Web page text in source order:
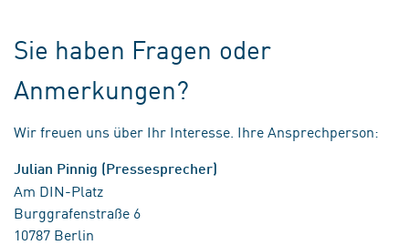
Sie haben Fragen oder
Anmerkungen?
Wir freuen uns über Ihr Interesse. Ihre Ansprechperson:
Julian Pinnig (Pressesprecher)
Am DIN-Platz
Burggrafenstraße 6
10787 Berlin